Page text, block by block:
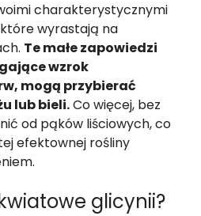
charakterystycznymi
wyrastają na
Te małe zapowiedzi
wzrok
mogą przybierać
lub bieli.Co więcej, bez
od pąków liściowych, co
efektownej rośliny
glicynii?